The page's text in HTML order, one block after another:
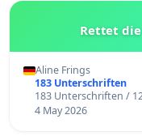
Rettet
Aline Frings
183 Unterschriften
183 Unterschriften /
4 May 2026